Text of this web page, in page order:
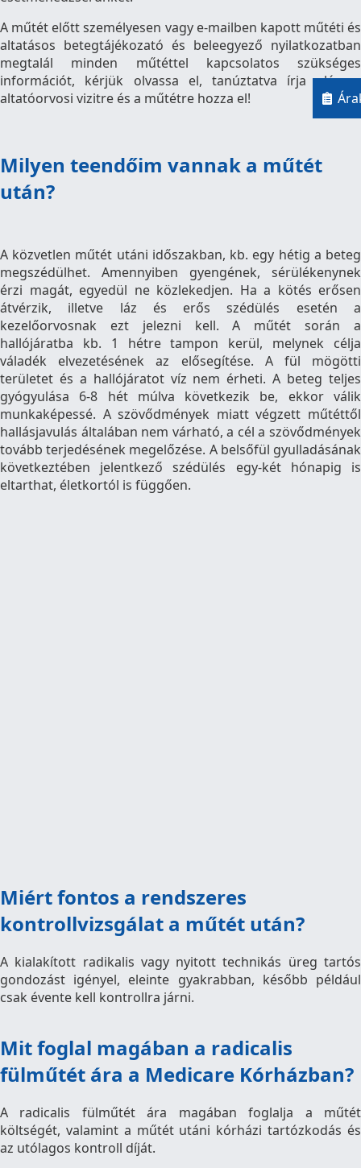
A műtét előtt személyesen vagy e-mailben kapott műtéti és
altatásos betegtájékozató és beleegyező nyilatkozatban
megtalál minden műtéttel kapcsolatos szükséges
információt, kérjük olvassa el, tanúztatva írja alá, az
altatóorvosi vizitre és a műtétre hozza el!
Milyen teendőim vannak a műtét
után?
A közvetlen műtét utáni időszakban, kb. egy hétig a beteg
megszédülhet. Amennyiben gyengének, sérülékenynek
érzi magát, egyedül ne közlekedjen. Ha a kötés erősen
átvérzik, illetve láz és erős szédülés esetén a
kezelőorvosnak ezt jelezni kell. A műtét során a
hallójáratba kb. 1 hétre tampon kerül, melynek célja
váladék elvezetésének az elősegítése. A fül mögötti
területet és a hallójáratot víz nem érheti. A beteg teljes
gyógyulása 6-8 hét múlva következik be, ekkor válik
munkaképessé. A szövődmények miatt végzett műtéttől
hallásjavulás általában nem várható, a cél a szövődmények
tovább terjedésének megelőzése. A belsőfül gyulladásának
következtében jelentkező szédülés egy-két hónapig is
eltarthat, életkortól is függően.
Miért fontos a rendszeres
kontrollvizsgálat a műtét után?
A kialakított radikalis vagy nyitott technikás üreg tartós
gondozást igényel, eleinte gyakrabban, később például
csak évente kell kontrollra járni.
Mit foglal magában a radicalis
fülműtét ára a Medicare Kórházban?
A radicalis fülműtét ára magában foglalja a műtét
költségét, valamint a műtét utáni kórházi tartózkodás és
az utólagos kontroll díját.